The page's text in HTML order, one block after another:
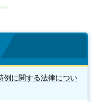
例に関する法律につい